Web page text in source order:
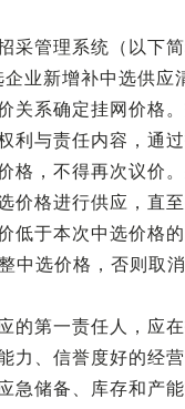
采管理系统（以下
业新增补中选供应
关系确定挂网价格
利与责任内容，通
格，不得再次议价。
价格进行供应，直至
低于本次中选价格
中选价格，否则取
的第一责任人，应
力、信誉度好的经
急储备、库存和产能